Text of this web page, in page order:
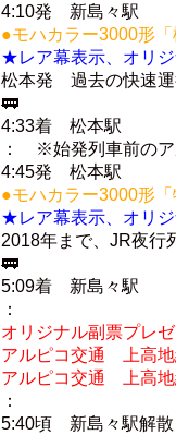
4:10発 新島々駅
●モハカラー3000形
★レア幕表示、オリ
松本発 過去の快速運
🚃
4:33着 松本駅
： ※始発列車前の
4:45発 松本駅
●モハカラー3000形
★レア幕表示、オリ
2018年まで、JR夜行
🚃
5:09着 新島々駅
：
オリジナル副票プレ
アルピコ交通 上高
アルピコ交通 上高
：
5:40頃 新島々駅解散